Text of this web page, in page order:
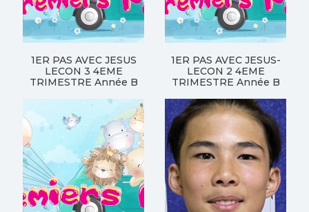
1ER PAS AVEC JESUS
LECON 3 4EME
TRIMESTRE Année B
1ER PAS AVEC JESUS-
LECON 2 4EME
TRIMESTRE Année B